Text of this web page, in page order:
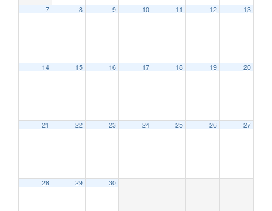
7 8 9 10 11 12 13
14 15 16 17 18 19 20
21 22 23 24 25 26 27
28 29 30
2:00 AM